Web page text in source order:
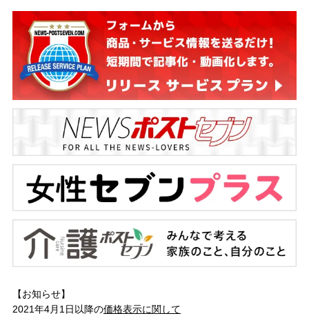
【お知らせ】
2021年4月1日以降の価格表示に関して